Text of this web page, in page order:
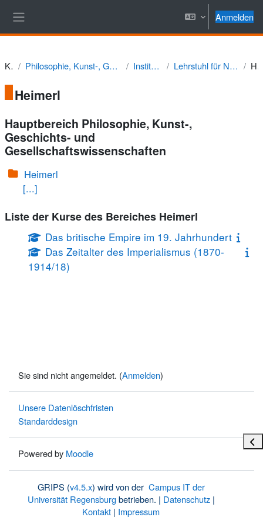
Anmelden
Kurse Philosophie, Kunst-, Geschichts- und Gesellschaftswissenschaften Institut für Geschichte Lehrstuhl für Neuere und Neueste Geschichte
Heimerl
Hauptbereich Philosophie, Kunst-,
Geschichts- und
Gesellschaftswissenschaften
Heimerl
[...]
Liste der Kurse des Bereiches Heimerl
Das britische Empire im 19. Jahrhundert
Das Zeitalter des Imperialismus (1870-
1914/18)
Sie sind nicht angemeldet. (Anmelden)
Unsere Datenlöschfristen
Standarddesign
Powered by Moodle
GRIPS (v4.5.x) wird von der Campus IT der
Universität Regensburgbetrieben. | Datenschutz|
Kontakt | Impressum